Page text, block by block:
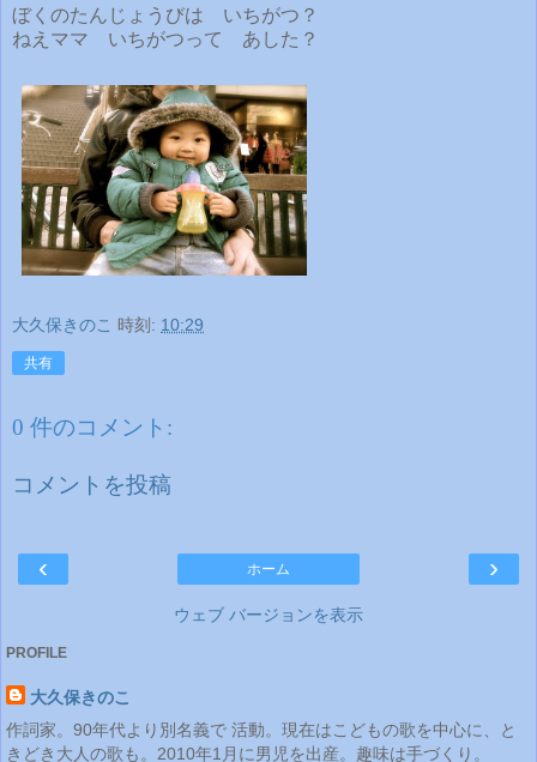
ぼくのたんじょうびは いちがつ？
ねえママ いちがつって あした？
大久保きのこ 時刻: 10:29
共有
0 件のコメント:
コメントを投稿
‹ ›
ホーム
ウェブ バージョンを表示
PROFILE
大久保きのこ
作詞家。90年代より別名義で 活動。現在はこどもの歌を中心に、と
きどき大人の歌も。2010年1月に男児を出産。趣味は手づくり。